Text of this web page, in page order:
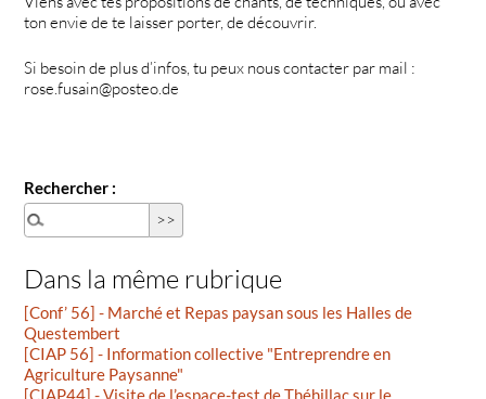
ton envie de te laisser porter, de découvrir.
Si besoin de plus d’infos, tu peux nous contacter par mail :
rose.fusain@posteo.de
Rechercher :
Dans la même rubrique
[Conf’ 56] - Marché et Repas paysan sous les Halles de
Questembert
[CIAP 56] - Information collective "Entreprendre en
Agriculture Paysanne"
[CIAP44] - Visite de l’espace-test de Théhillac sur le